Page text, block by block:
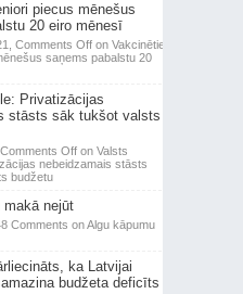
piecus mēnešus
20 eiro mēnesī
Comments Offon Vakcinētie
saņems pabalstu 20
Privatizācijas
stāsts sāk tukšot valsts
Comments Offon Valsts
nebeidzamais stāsts
budžetu
makā nejūt
Comments on Algu kāpumu
ka Latvijai
budžeta deficīts